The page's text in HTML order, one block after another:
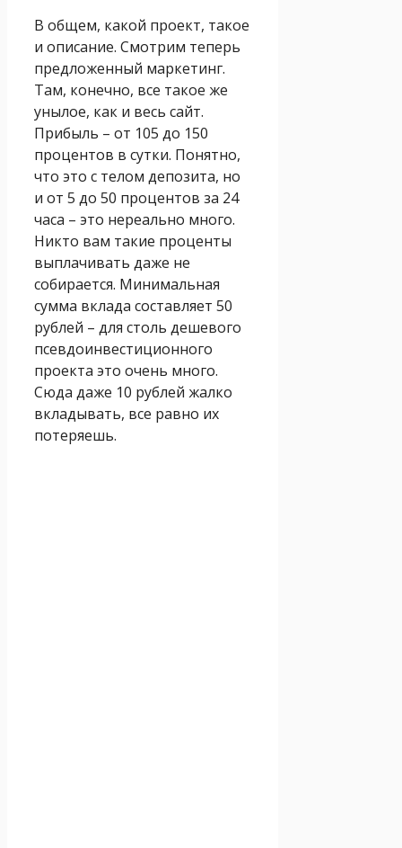
В общем, какой проект, такое
и описание. Смотрим теперь
предложенный маркетинг.
Там, конечно, все такое же
унылое, как и весь сайт.
Прибыль – от 105 до 150
процентов в сутки. Понятно,
что это с телом депозита, но
и от 5 до 50 процентов за 24
часа – это нереально много.
Никто вам такие проценты
выплачивать даже не
собирается. Минимальная
сумма вклада составляет 50
рублей – для столь дешевого
псевдоинвестиционного
проекта это очень много.
Сюда даже 10 рублей жалко
вкладывать, все равно их
потеряешь.